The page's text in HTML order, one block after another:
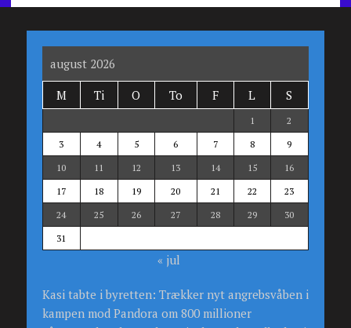
august 2026
M
Ti O To F L S
1
2
3
4 5 6 7 8
9
10
11 12 13 14 15
16
17
18 19 20 21 22
23
24
25 26 27 28 29
30
31
« jul
Kasi tabte i byretten: Trækker nyt angrebsvåben i
kampen mod Pandora om 800 millioner